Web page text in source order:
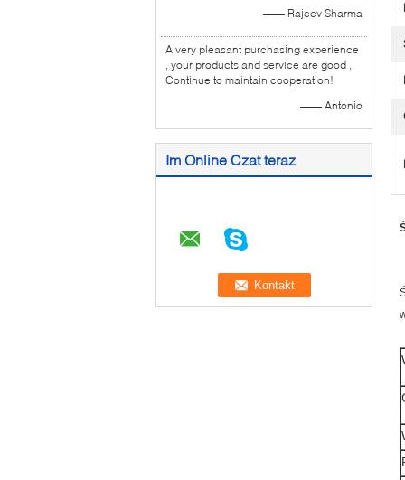
—— Rajeev Sharma
A very pleasant purchasing experience
, your products and service are good ,
Continue to maintain cooperation!
—— Antonio
Im Online Czat teraz